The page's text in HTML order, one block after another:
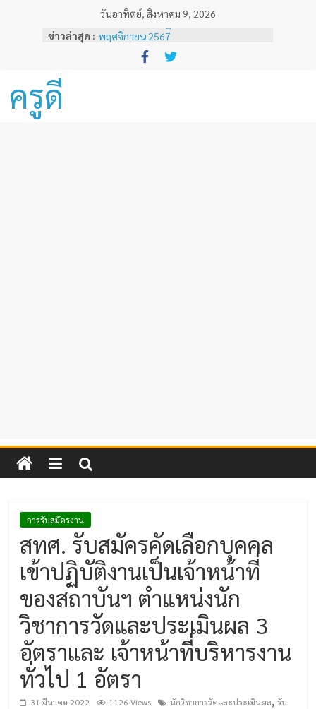
วันอาทิตย์, สิงหาคม 9, 2026
ข่าวล่าสุด :
ผลสลากกินแบ่งรัฐบาลงวดวันที่ 16
พฤศจิกายน 2567
ผลสลากกินแบ่งรัฐบาลงวดวันที่ 1
ครูดี
การรับสมัครงาน
สทศ. รับสมัครคัดเลือกบุคคล
เข้าปฏิบัติงานเป็นเจ้าหน้าที่
ของสถาบันฯ ตำแหน่งนัก
วิชาการวัดและประเมินผล 3
อัตราและ เจ้าหน้าที่บริหารงาน
ทั่วไป 1 อัตรา
31 มีนาคม 2022 1126 Views นักวิชาการวัดและประเมินผล,รับ